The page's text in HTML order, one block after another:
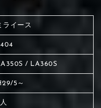
ライース
/ LA360S
5～